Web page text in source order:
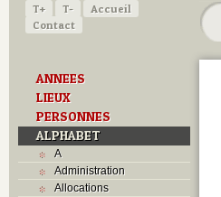
T+ T-
Accueil
Contact
ANNEES
LIEUX
PERSONNES
ALPHABET
A
Administration
Allocations